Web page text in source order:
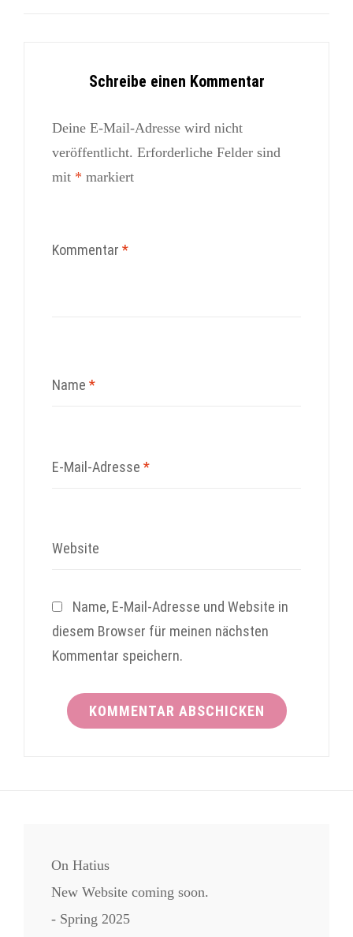
Schreibe einen Kommentar
Deine E-Mail-Adresse wird nicht
veröffentlicht. Erforderliche Felder sind
mit * markiert
Kommentar *
Name *
E-Mail-Adresse *
Website
Name, E-Mail-Adresse und Website in
diesem Browser für meinen nächsten
Kommentar speichern.
On Hatius
New Website coming soon.
- Spring 2025